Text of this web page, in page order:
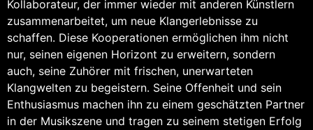
Kollaborateur, der immer wieder mit anderen Künstlern
zusammenarbeitet, um neue Klangerlebnisse zu
schaffen. Diese Kooperationen ermöglichen ihm nicht
nur, seinen eigenen Horizont zu erweitern, sondern
auch, seine Zuhörer mit frischen, unerwarteten
Klangwelten zu begeistern. Seine Offenheit und sein
Enthusiasmus machen ihn zu einem geschätzten Partner
in der Musikszene und tragen zu seinem stetigen Erfolg